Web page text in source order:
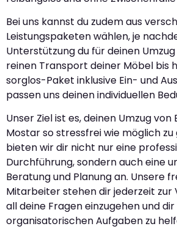
Bei uns kannst du zudem aus
Leistungspaketen wählen, je
Unterstützung du für deinen
reinen Transport deiner Möbel bis
sorglos-Paket inklusive Ein- und
passen uns deinen individuellen
Unser Ziel ist es, deinen Umzug
Mostar so stressfrei wie möglich
bieten wir dir nicht nur eine
Durchführung, sondern auch eine
Beratung und Planung an. Unsere
Mitarbeiter stehen dir jederzeit zur
all deine Fragen einzugehen und
organisatorischen Aufgaben zu